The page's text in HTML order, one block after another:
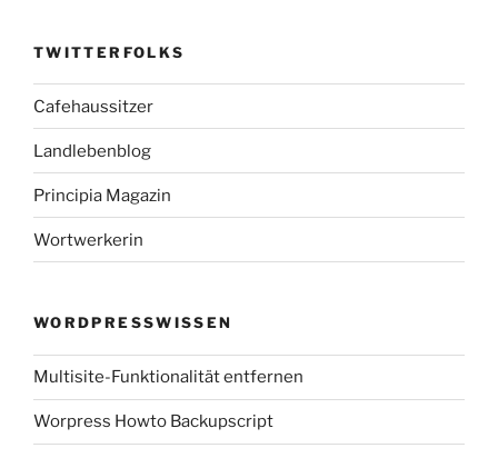
TWITTERFOLKS
Cafehaussitzer
Landlebenblog
Principia Magazin
Wortwerkerin
WORDPRESSWISSEN
Multisite-Funktionalität entfernen
Worpress Howto Backupscript